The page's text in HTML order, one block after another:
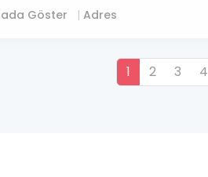
Göster Adres
1 2 3 4